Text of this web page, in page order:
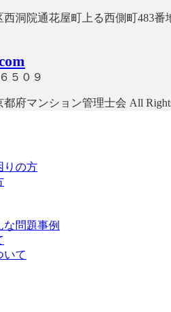
洞院通花屋町上る西側町483番
５０９
府マンション管理士会 All
りの方
問題事例
いて